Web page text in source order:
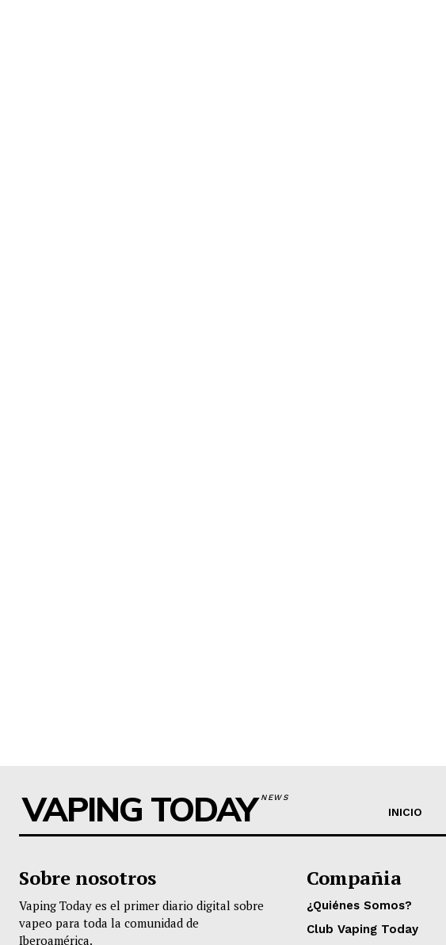
VAPING TODAYNEWS
INICIO
Sobre nosotros
Vaping Today es el primer diario digital sobre
vapeo para toda la comunidad de
Iberoamérica.
Compañia
¿Quiénes Somos?
Club Vaping Today